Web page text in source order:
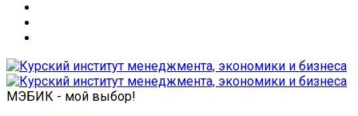
МЭБИК - мой выбор!